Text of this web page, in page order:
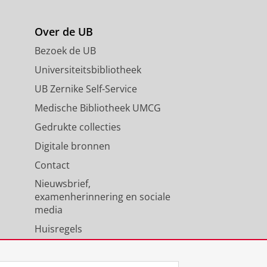
Over de UB
Bezoek de UB
Universiteitsbibliotheek
UB Zernike Self-Service
Medische Bibliotheek UMCG
Gedrukte collecties
Digitale bronnen
Contact
Nieuwsbrief,
examenherinnering en sociale
media
Huisregels
Universiteitsbibliotheek